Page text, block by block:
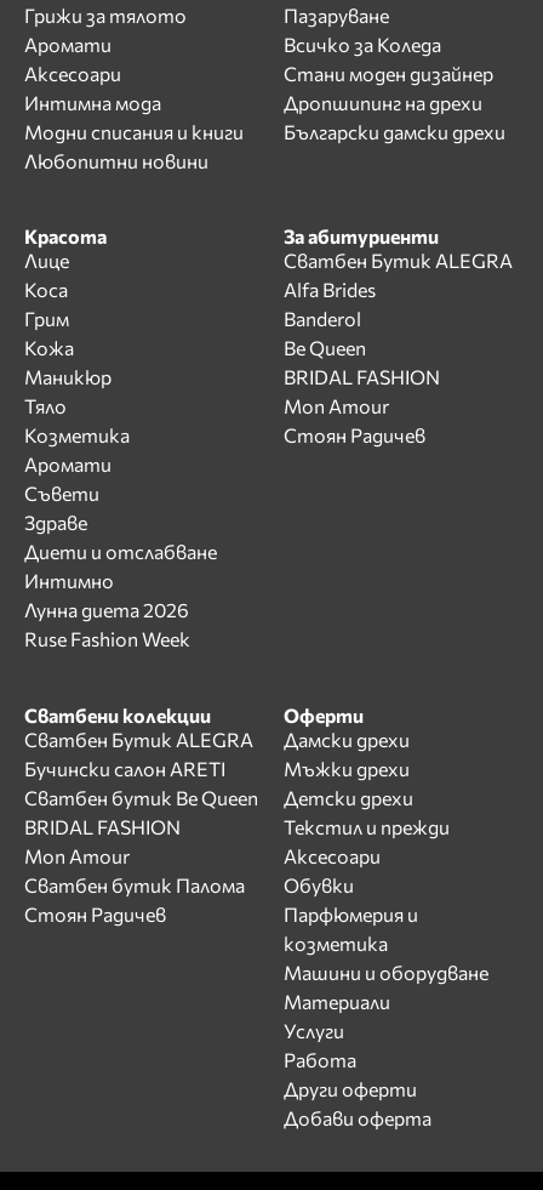
Грижи за тялото
Аромати
Аксесоари
Интимна мода
Модни списания и книги
Любопитни новини
Пазаруване
Всичко за Коледа
Стани моден дизайнер
Дропшипинг на дрехи
Български дамски дрехи
Красота
Лице
Коса
Грим
Кожа
Маникюр
Тяло
Козметика
Аромати
Съвети
Здраве
Диети и отслабване
Интимно
Лунна диета 2026
Ruse Fashion Week
За абитуриенти
Сватбен Бутик ALEGRA
Alfa Brides
Banderol
Be Queen
BRIDAL FASHION
Mon Amour
Стоян Радичев
Сватбени колекции
Сватбен Бутик ALEGRA
Бучински салон ARETI
Сватбен бутик Be Queen
BRIDAL FASHION
Mon Amour
Сватбен бутик Палома
Стоян Радичев
Оферти
Дамски дрехи
Мъжки дрехи
Детски дрехи
Текстил и прежди
Аксесоари
Обувки
Парфюмерия и
козметика
Машини и оборудване
Материали
Услуги
Работа
Други оферти
Добави оферта